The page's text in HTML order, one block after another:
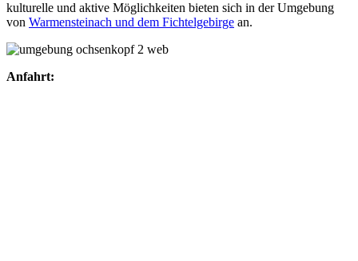
kulturelle und aktive Möglichkeiten bieten sich in der Umgebung
von Warmensteinach und dem Fichtelgebirge an.
Anfahrt: